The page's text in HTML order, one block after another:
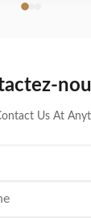
monitoring and
Us At